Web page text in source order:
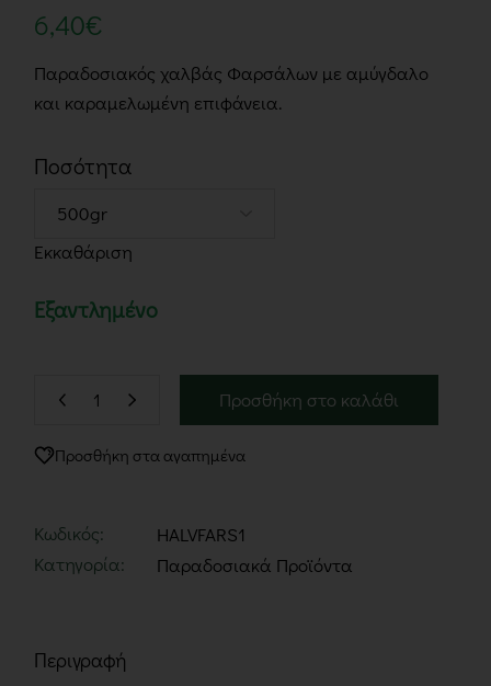
6,40€
Παραδοσιακός χαλβάς Φαρσάλων με αμύγδαλο
και καραμελωμένη επιφάνεια.
Ποσότητα
Εκκαθάριση
Εξαντλημένο
Προσθήκη στο καλάθι
Προσθήκη στα αγαπημένα
Κωδικός:
HALVFARS1
Κατηγορία:
Παραδοσιακά Προϊόντα
Περιγραφή